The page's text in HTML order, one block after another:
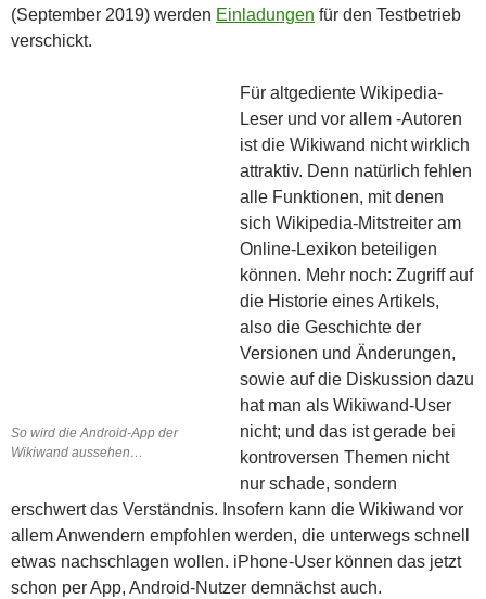
(September 2019) werden Einladungen für den Testbetrieb
verschickt.
So wird die Android-App der
Wikiwand aussehen…
Für altgediente Wikipedia-
Leser und vor allem -Autoren
ist die Wikiwand nicht wirklich
attraktiv. Denn natürlich fehlen
alle Funktionen, mit denen
sich Wikipedia-Mitstreiter am
Online-Lexikon beteiligen
können. Mehr noch: Zugriff auf
die Historie eines Artikels,
also die Geschichte der
Versionen und Änderungen,
sowie auf die Diskussion dazu
hat man als Wikiwand-User
nicht; und das ist gerade bei
kontroversen Themen nicht
nur schade, sondern
erschwert das Verständnis. Insofern kann die Wikiwand vor
allem Anwendern empfohlen werden, die unterwegs schnell
etwas nachschlagen wollen. iPhone-User können das jetzt
schon per App, Android-Nutzer demnächst auch.